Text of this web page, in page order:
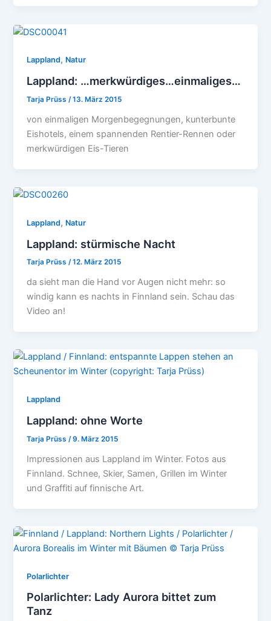
Lappland, Natur
Lappland: …merkwürdiges…einmaliges…
Tarja Prüss/13. März 2015
von einmaligen Morgenbegegnungen, kunterbunte
Eishotels, einem spannenden Rentier-Rennen oder
merkwürdigen Eis-Tieren
Lappland, Natur
Lappland: stürmische Nacht
Tarja Prüss/12. März 2015
da sieht man die Hand vor Augen nicht mehr: so
windig kann es nachts in Finnland sein. Schau das
Video an!
Lappland
Lappland: ohne Worte
Tarja Prüss/9. März 2015
Impressionen aus Lappland im Winter. Fotos aus
Finnland. Schnee, Skier, Samen, Grillen im Winter
und Graffiti auf finnische Art.
Polarlichter
Polarlichter: Lady Aurora bittet zum
Tanz